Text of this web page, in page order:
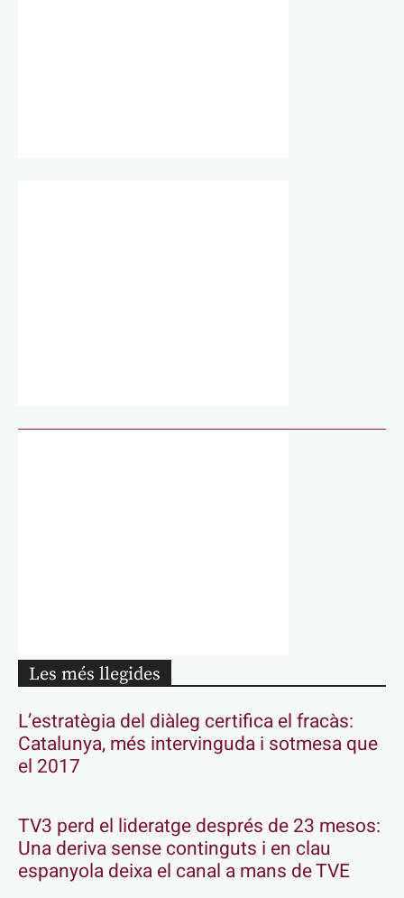
Les més llegides
L’estratègia del diàleg certifica el fracàs:
Catalunya, més intervinguda i sotmesa que
el 2017
TV3 perd el lideratge després de 23 mesos:
Una deriva sense continguts i en clau
espanyola deixa el canal a mans de TVE